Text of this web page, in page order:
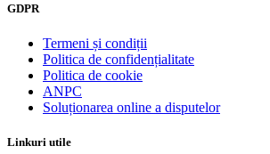
GDPR
Termeni și condiții
Politica de confidențialitate
Politica de cookie
ANPC
Soluționarea online a disputelor
Linkuri utile